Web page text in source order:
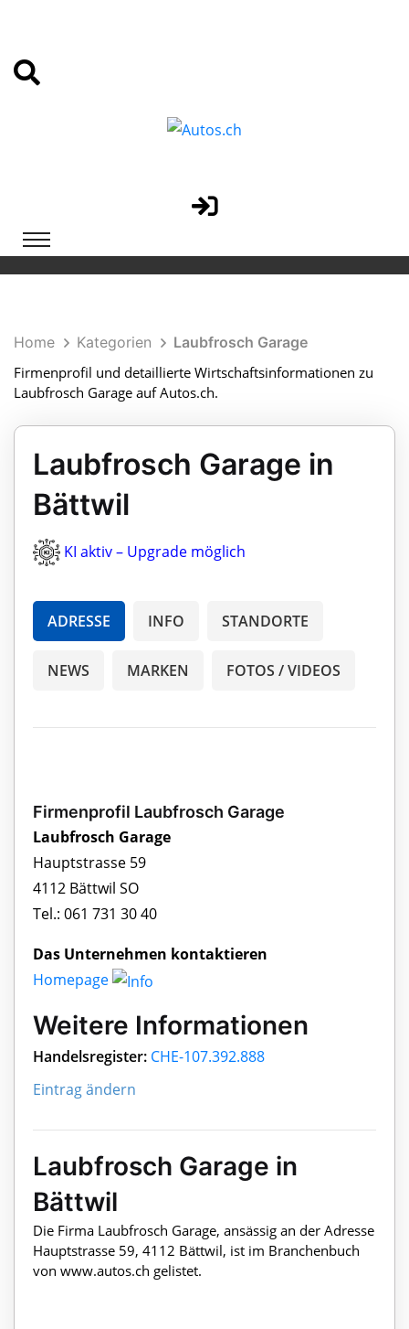
Home Kategorien
Laubfrosch Garage
Firmenprofil und detaillierte Wirtschaftsinformationen zu
Laubfrosch Garage auf Autos.ch.
Laubfrosch Garage in
Bättwil
KI aktiv – Upgrade möglich
ADRESSE INFO STANDORTE
NEWS MARKEN FOTOS / VIDEOS
Firmenprofil Laubfrosch Garage
Laubfrosch Garage
Hauptstrasse 59
4112 Bättwil SO
Tel.: 061 731 30 40
Das Unternehmen kontaktieren
Homepage
Weitere Informationen
Handelsregister: CHE-107.392.888
Eintrag ändern
Laubfrosch Garage in
Bättwil
Die Firma Laubfrosch Garage, ansässig an der Adresse
Hauptstrasse 59, 4112 Bättwil, ist im Branchenbuch
von www.autos.ch gelistet.